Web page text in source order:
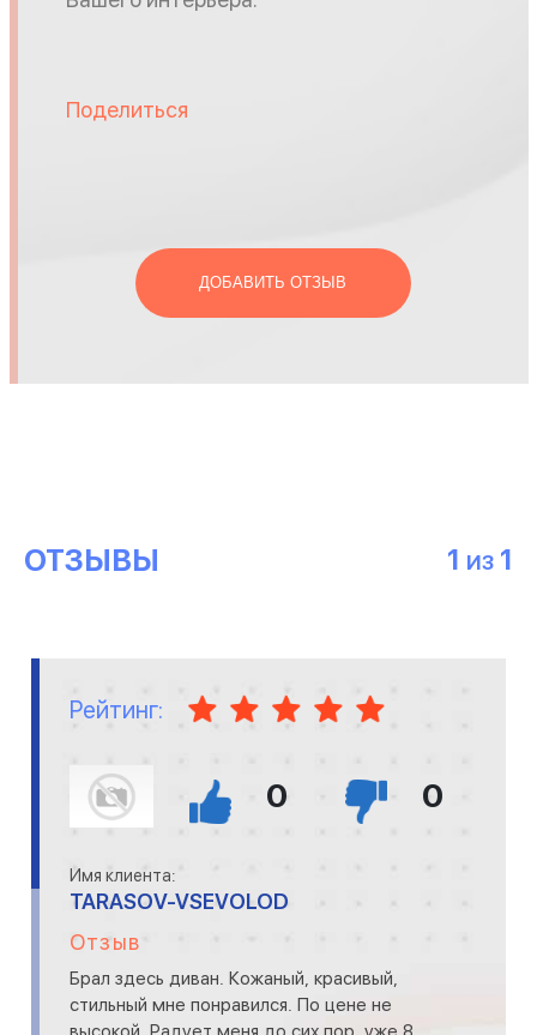
Поделиться
ДОБАВИТЬ ОТЗЫВ
ОТЗЫВЫ 1 ИЗ 1
Рейтинг:
0 0
Имя клиента:
TARASOV-VSEVOLOD
Отзыв
Брал здесь диван. Кожаный, красивый,
стильный мне понравился. По цене не